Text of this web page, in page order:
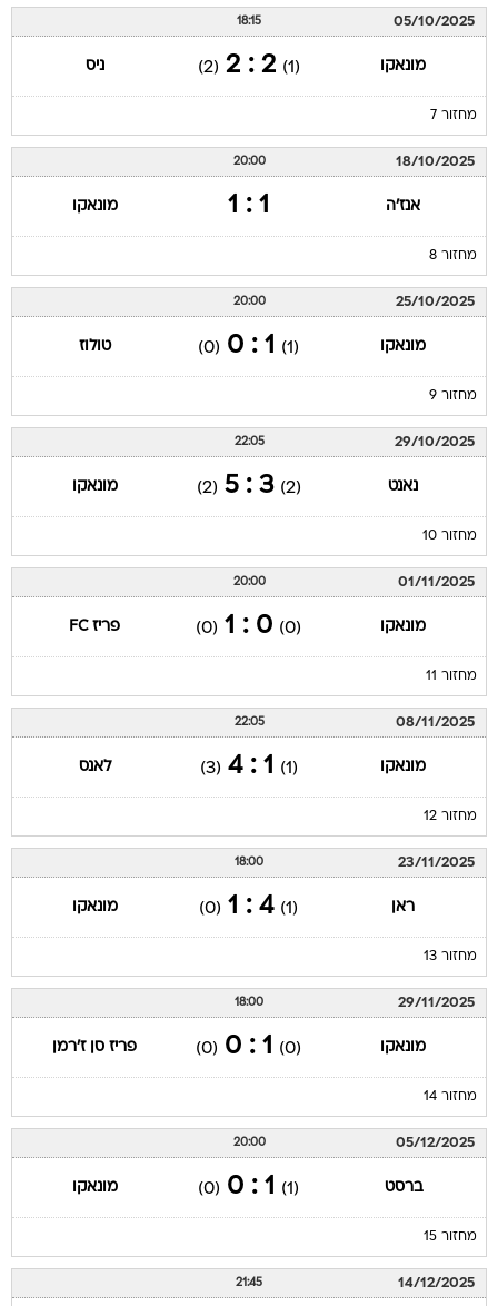
05/10/2025
18:15
מונאקו (1)
2 : 2
(2) ניס
מחזור 7
18/10/2025
20:00
אנז'ה 1 : 1 מונאקו
מחזור 8
25/10/2025
20:00
מונאקו (1)
1 : 0
(0) טולוז
מחזור 9
29/10/2025
22:05
נאנט (2)
3 : 5
(2) מונאקו
מחזור 10
01/11/2025
20:00
מונאקו (0)
0 : 1
(0) פריז FC
מחזור 11
08/11/2025
22:05
מונאקו (1)
1 : 4
(3) לאנס
מחזור 12
23/11/2025
18:00
ראן (1)
4 : 1
(0) מונאקו
מחזור 13
29/11/2025
18:00
מונאקו (0)
1 : 0
(0) פריז סן ז'רמן
מחזור 14
05/12/2025
20:00
ברסט (1)
1 : 0
(0) מונאקו
מחזור 15
14/12/2025
21:45